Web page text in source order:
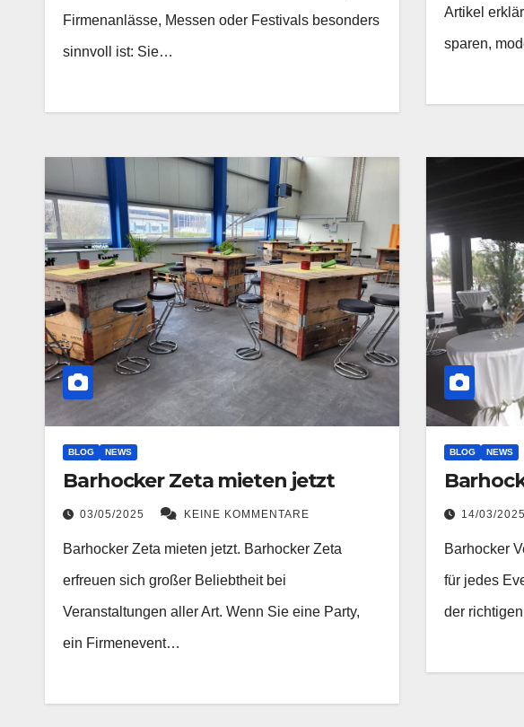
Firmenanlässe, Messen oder Festivals besonders
sinnvoll ist: Sie…
Artikel
sparen,
BLOG NEWS
Barhocker Zeta mieten jetzt
03/05/2025 KEINE KOMMENTARE
Barhocker Zeta mieten jetzt. Barhocker Zeta
erfreuen sich großer Beliebtheit bei
Veranstaltungen aller Art. Wenn Sie eine Party,
ein Firmenevent…
BLOG NEWS
14/03/2025
Barhocker
für jedes
der